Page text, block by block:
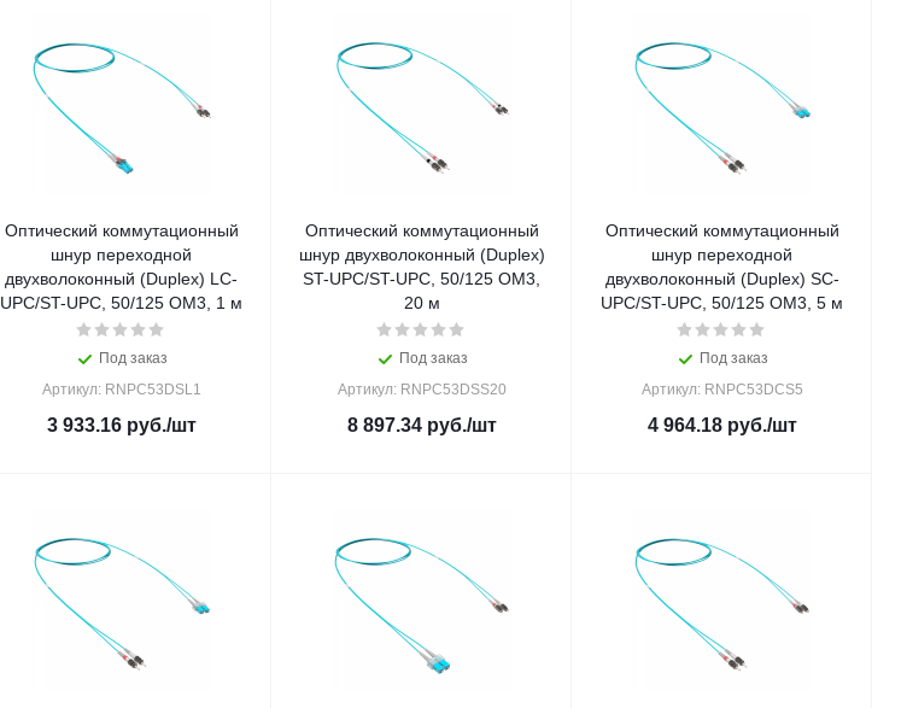
Оптический коммутационный
шнур переходной
двухволоконный (Duplex) LC-
UPC/ST-UPC, 50/125 OM3, 1 м
Под заказ
Артикул: RNPC53DSL1
3 933.16руб./шт
Оптический коммутационный
шнур двухволоконный (Duplex)
ST-UPC/ST-UPC, 50/125 OM3,
20 м
Под заказ
Артикул: RNPC53DSS20
8 897.34руб./шт
Оптический коммутационный
шнур переходной
двухволоконный (Duplex) SC-
UPC/ST-UPC, 50/125 OM3, 5 м
Под заказ
Артикул: RNPC53DCS5
4 964.18руб./шт